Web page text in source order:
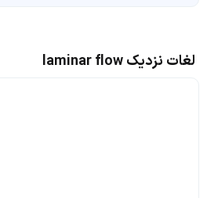
لغات نزدیک laminar flow